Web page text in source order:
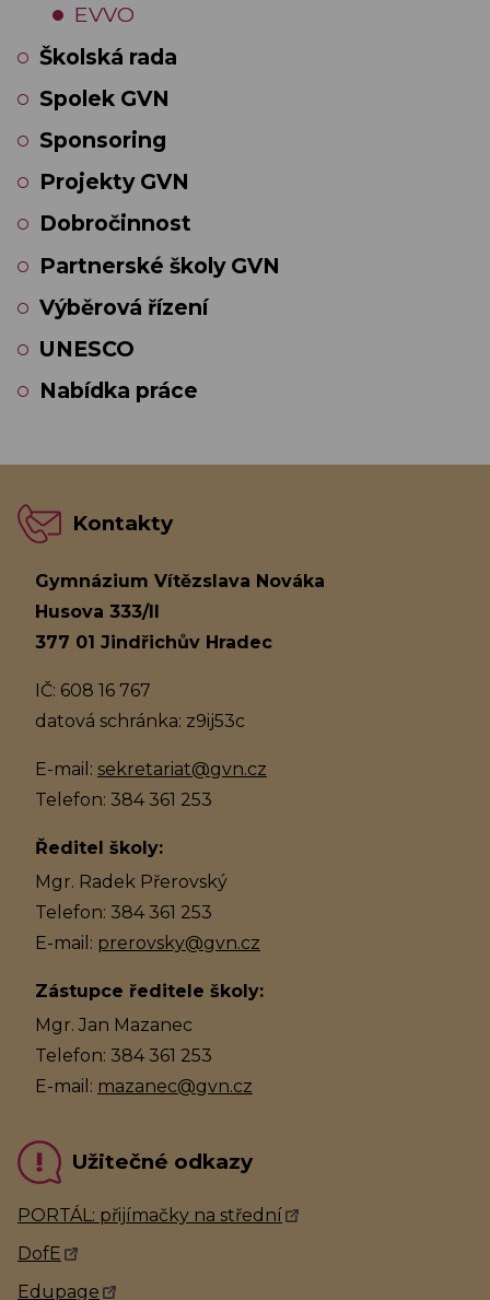
EVVO
Školská rada
Spolek GVN
Sponsoring
Projekty GVN
Dobročinnost
Partnerské školy GVN
Výběrová řízení
UNESCO
Nabídka práce
Kontakty
Gymnázium Vítězslava Nováka
Husova 333/II
377 01 Jindřichův Hradec
IČ: 608 16 767
datová schránka: z9ij53c
E-mail: sekretariat@gvn.cz
Telefon: 384 361 253
Ředitel školy:
Mgr. Radek Přerovský
Telefon: 384 361 253
E-mail: prerovsky@gvn.cz
Zástupce ředitele školy:
Mgr. Jan Mazanec
Telefon: 384 361 253
E-mail: mazanec@gvn.cz
Užitečné odkazy
PORTÁL: přijímačky na střední
DofE
Edupage